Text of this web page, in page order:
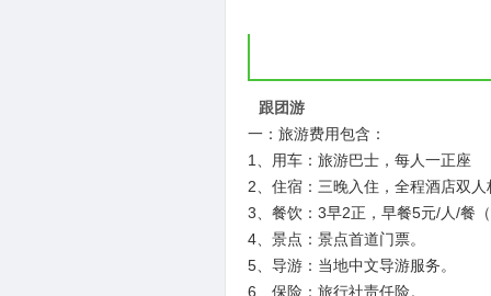
跟团游
一：旅游费用包含：
1、用车：旅游巴士，每人一正座
2、住宿：三晚入住，全程酒店双
3、餐饮：3早2正，早餐5元/人/餐
4、景点：景点首道门票。
5、导游：当地中文导游服务。
6、保险：旅行社责任险。